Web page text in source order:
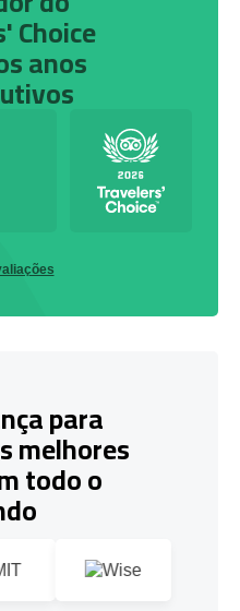
Choice
anos
para
melhores
todo o